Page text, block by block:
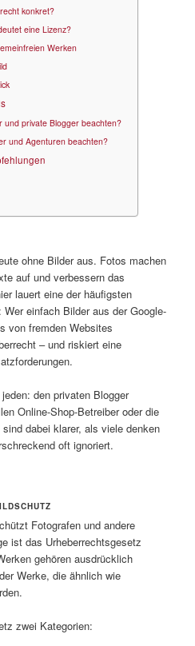
konkret?
eine Lizenz?
Werken
und private Blogger beachten?
und Agenturen beachten?
ohne Bilder aus. Fotos machen
auf und verbessern das
lauert eine der häufigsten
einfach Bilder aus der Google-
von fremden Websites
– und riskiert eine
den privaten Blogger
Online-Shop-Betreiber oder die
dabei klarer, als viele denken
oft ignoriert.
Fotografen und andere
ist das Urheberrechtsgesetz
gehören ausdrücklich
Werke, die ähnlich wie
zwei Kategorien: